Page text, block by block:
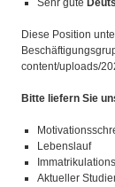
Sehr gute
Diese Position
content/uploads/
Bitte liefern Sie
Lebenslauf
Aktueller